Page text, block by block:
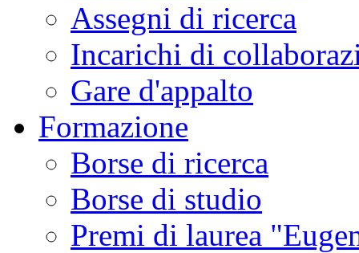
Assegni di ricerca
Incarichi di
Gare d'appalto
Formazione
Borse di ricerca
Borse di studio
Premi di laurea